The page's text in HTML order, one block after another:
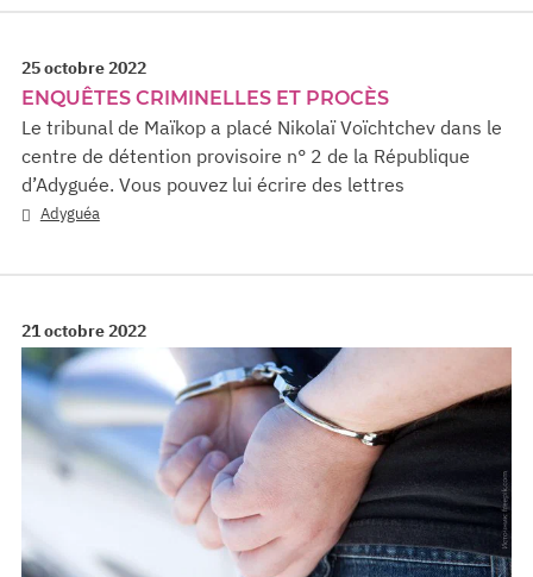
25 octobre 2022
ENQUÊTES CRIMINELLES ET PROCÈS
Le tribunal de Maïkop a placé Nikolaï Voïchtchev dans le
centre de détention provisoire n° 2 de la République
d’Adyguée. Vous pouvez lui écrire des lettres
Adyguéa
21 octobre 2022